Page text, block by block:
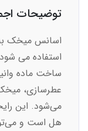
توضیحات
اسانس میخک
استفاده می
ساخت ماده
عطرسازی،
می‌شود. این
هل است و